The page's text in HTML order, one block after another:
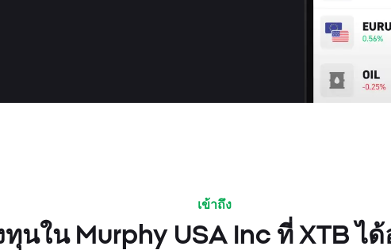
เข้าถึง
ทุนใน Murphy USA Inc ที่ XTB ได้